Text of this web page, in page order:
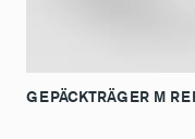
GEPÄCKTRÄGER M